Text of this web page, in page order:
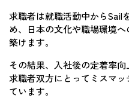
求職者は就職活動中からSail
め、日本の文化や職場環境
築けます。
その結果、入社後の定着率
求職者双方にとってミスマ
ています。